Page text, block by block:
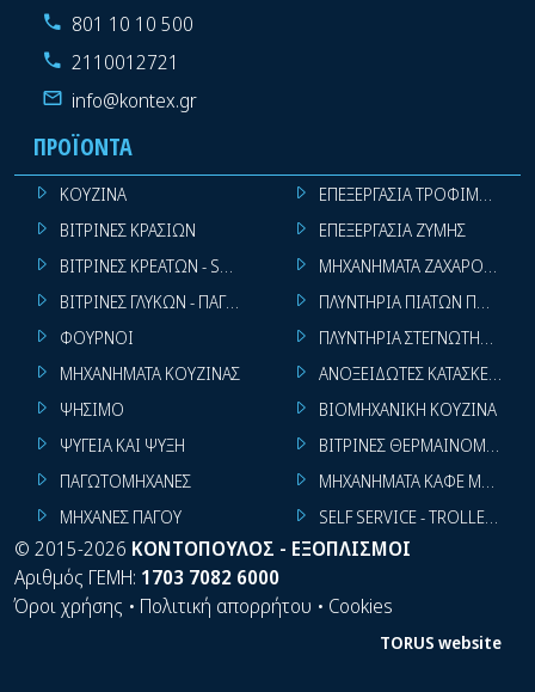
801 10 10 500
2110012721
info@kontex.gr
ΠΡΟΪΌΝΤΑ
ΚΟΥΖΙΝΑ
ΒΙΤΡΙΝΕΣ ΚΡΑΣΙΩΝ
ΒΙΤΡΙΝΕΣ ΚΡΕΑΤΩΝ - SUPER MARKET
ΒΙΤΡΙΝΕΣ ΓΛΥΚΩΝ - ΠΑΓΩΤΩΝ
ΦΟΥΡΝΟΙ
ΜΗΧΑΝΗΜΑΤΑ ΚΟΥΖΙΝΑΣ
ΨΗΣΙΜΟ
ΨΥΓΕΙΑ ΚΑΙ ΨΥΞΗ
ΠΑΓΩΤΟΜΗΧΑΝΕΣ
ΜΗΧΑΝΕΣ ΠΑΓΟΥ
ΕΠΕΞΕΡΓΑΣΙΑ ΤΡΟΦΙΜΩΝ
ΕΠΕΞΕΡΓΑΣΙΑ ΖΥΜΗΣ
ΜΗΧΑΝΗΜΑΤΑ
ΠΛΥΝΤΗΡΙΑ ΠΙΑΤΩΝ
ΠΛΥΝΤΗΡΙΑ ΣΤΕΓΝΩΤΗΡΙΑ
ΑΝΟΞΕΙΔΩΤΕΣ ΚΑΤΑΣΚΕΥΕΣ
ΒΙΟΜΗΧΑΝΙΚΗ ΚΟΥΖΙΝΑ
ΒΙΤΡΙΝΕΣ ΘΕΡΜΑΙΝΟΜΕΝΕΣ
ΜΗΧΑΝΗΜΑΤΑ ΚΑΦΕ ΜΠΑΡ
SELF SERVICE - TROLLEY -
© 2015-2026 ΚΟΝΤΟΠΟΥΛΟΣ - ΕΞΟΠΛΙΣΜΟΙ
Αριθμός ΓΕΜΗ: 1703 7082 6000
Όροι χρήσης • Πολιτική απορρήτου • Cookies
TORUS website